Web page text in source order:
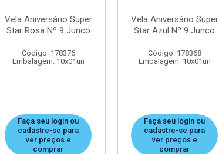
Vela Aniversário Super
Star Rosa Nº 9 Junco
Código: 178376
Embalagem: 10x01un
Faça seu login ou
cadastre-se para
ver preços e
comprar
Vela Aniversário Super
Star Azul Nº 9 Junco
Código: 178368
Embalagem: 10x01un
Faça seu login ou
cadastre-se para
ver preços e
comprar